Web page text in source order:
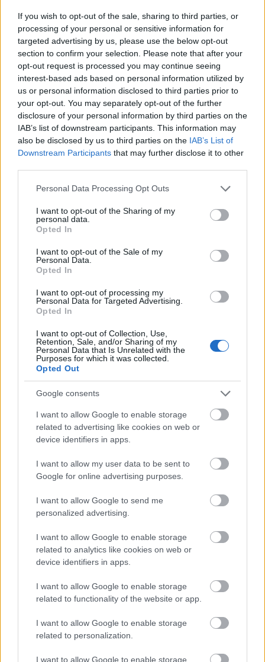
If you wish to opt-out of the sale, sharing to third parties, or
processing of your personal or sensitive information for
targeted advertising by us, please use the below opt-out
section to confirm your selection. Please note that after your
opt-out request is processed you may continue seeing
interest-based ads based on personal information utilized by
us or personal information disclosed to third parties prior to
your opt-out. You may separately opt-out of the further
disclosure of your personal information by third parties on the
IAB’s list of downstream participants. This information may
also be disclosed by us to third parties on the IAB’s List of
Downstream Participants that may further disclose it to other
Please note that this website/app uses one or more Google
not limited to your visit or usage behaviour. You may click to
grant or deny consent to Google and its third-party tags to
use your data for below specified purposes in below Google
consent section.
Personal Data Processing Opt Outs
I want to opt-out of the Sharing of my
personal data.
Opted In
I want to opt-out of the Sale of my
Personal Data.
Opted In
I want to opt-out of processing my
Personal Data for Targeted Advertising.
Opted In
I want to opt-out of Collection, Use,
Retention, Sale, and/or Sharing of my
Personal Data that Is Unrelated with the
Purposes for which it was collected.
Opted Out
Google consents
I want to allow Google to enable storage
related to advertising like cookies on web or
device identifiers in apps.
I want to allow my user data to be sent to
Google for online advertising purposes.
I want to allow Google to send me
personalized advertising.
I want to allow Google to enable storage
related to analytics like cookies on web or
device identifiers in apps.
I want to allow Google to enable storage
related to functionality of the website or app.
I want to allow Google to enable storage
related to personalization.
I want to allow Google to enable storage
Ezen a májusi vasárnapon a „gyors-lassú”
fogalmak állnak majd a középpontban –
ezekhez kapcsolódik az előadáson elhangzó
dalok és Méhes Csaba pantomimművész
játéka is. A házigazda ismét Iván Gábor lesz,
aki a sorozat megálmodója is egyben.
Közreműködik a Szent Efrém Férfikar
(karvezető: Bubnó Tamás). Az előadás hossza
körülbelül 50 perc.
További információ itt!
Koncert Gyermek
IDÉN IS A GYEREK SZIGETTEL KEZDŐDIK A
MÚZEUMUTCA TAVASZKÖSZÖNTŐ
A bejegyzés trackback címe:
https://kulturpart.hu/api/trackback/id/7943794